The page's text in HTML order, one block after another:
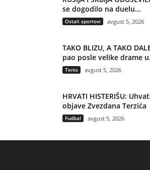
se dogodilo na duelu...
Ostali sportovi avgust 5, 2026
TAKO BLIZU, A TAKO
pao posle velike drame
Tenis avgust 5, 2026
HRVATI HISTERIŠU:
objave Zvezdana Terzića
Fudbal avgust 5, 2026